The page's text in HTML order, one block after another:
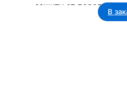
защиту от перегрева
Идеальное
В